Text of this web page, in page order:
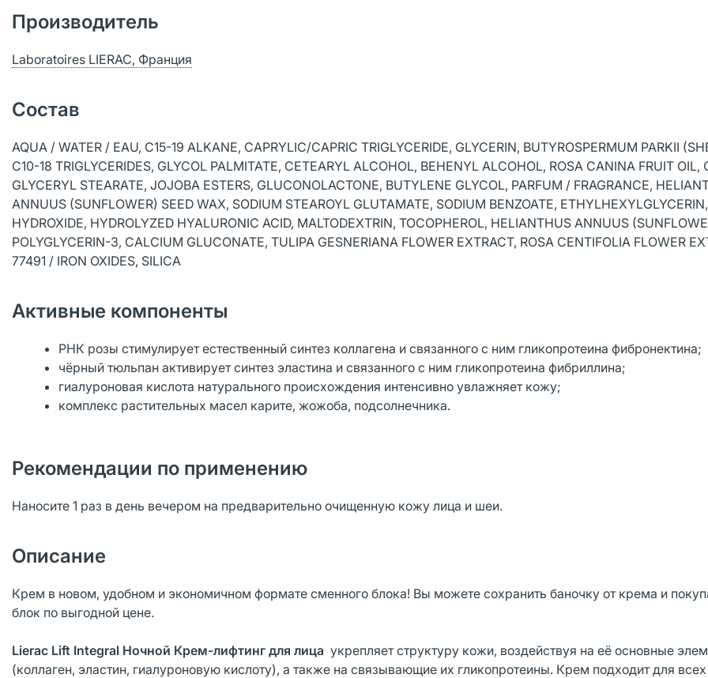
Производитель
Laboratoires LIERAC, Франция
Состав
AQUA / WATER / EAU, C15-19 ALKANE, CAPRYLIC/CAPRIC TRIGLYCERIDE, GLYCERIN, BUTYROSPERMUM PARKII
C10-18 TRIGLYCERIDES, GLYCOL PALMITATE, CETEARYL ALCOHOL, BEHENYL ALCOHOL, ROSA CANINA FRUIT OIL,
GLYCERYL STEARATE, JOJOBA ESTERS, GLUCONOLACTONE, BUTYLENE GLYCOL, PARFUM / FRAGRANCE,
ANNUUS (SUNFLOWER) SEED WAX, SODIUM STEAROYL GLUTAMATE, SODIUM BENZOATE,
HYDROXIDE, HYDROLYZED HYALURONIC ACID, MALTODEXTRIN, TOCOPHEROL, HELIANTHUS ANNUUS
POLYGLYCERIN-3, CALCIUM GLUCONATE, TULIPA GESNERIANA FLOWER EXTRACT, ROSA CENTIFOLIA FLOWER
77491 / IRON OXIDES, SILICA
Активные компоненты
РНК розы стимулирует естественный синтез коллагена и связанного с ним гликопротеина фибронектина;
чёрный тюльпан активирует синтез эластина и связанного с ним гликопротеина фибриллина;
гиалуроновая кислота натурального происхождения интенсивно увлажняет кожу;
комплекс растительных масел карите, жожоба, подсолнечника.
Рекомендации по применению
Наносите 1 раз в день вечером на предварительно очищенную кожу лица и шеи.
Описание
Крем в новом, удобном и экономичном формате сменного блока! Вы можете сохранить баночку от крема и
блок по выгодной цене.
Lierac Lift Integral Ночной Крем-лифтинг для лица укрепляет структуру кожи, воздействуя на её основные
(коллаген, эластин, гиалуроновую кислоту), а также на связывающие их гликопротеины. Крем подходит для